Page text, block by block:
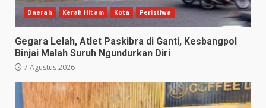
Daerah Kerah Hitam Kota Peristiwa
Gegara Lelah, Atlet Paskibra di Ganti, Kesbangpol
Binjai Malah Suruh Ngundurkan Diri
7 Agustus 2026